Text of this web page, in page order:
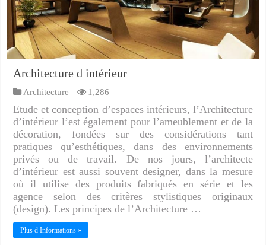
Architecture d intérieur
Architecture 1,286
Etude et conception d’espaces intérieurs, l’Architecture
d’intérieur l’est également pour l’ameublement et de la
décoration, fondées sur des considérations tant
pratiques qu’esthétiques, dans des environnements
privés ou de travail. De nos jours, l’architecte
d’intérieur est aussi souvent designer, dans la mesure
où il utilise des produits fabriqués en série et les
agence selon des critères stylistiques originaux
(design). Les principes de l’Architecture …
Plus d Informations »